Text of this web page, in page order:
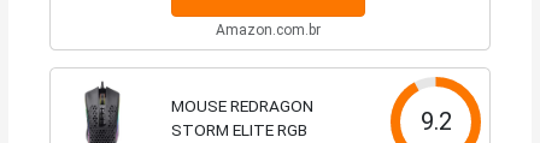
Amazon.com.br
MOUSE REDRAGON
STORM ELITE RGB
9.2